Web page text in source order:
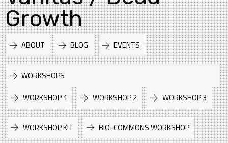
Growth
ABOUT BLOG EVENTS
WORKSHOPS
WORKSHOP 1
WORKSHOP 2 WORKSHOP 3
WORKSHOP KIT BIO-COMMONS WORKSHOP